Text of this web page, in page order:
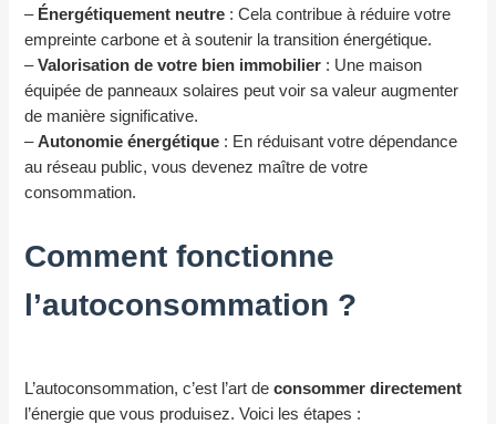
– Énergétiquement neutre : Cela contribue à réduire votre
empreinte carbone et à soutenir la transition énergétique.
–Valorisation de votre bien immobilier : Une maison
équipée de panneaux solaires peut voir sa valeur augmenter
de manière significative.
–Autonomie énergétique : En réduisant votre dépendance
au réseau public, vous devenez maître de votre
consommation.
Comment fonctionne
l’autoconsommation ?
L’autoconsommation, c’est l’art deconsommer directement
l’énergie que vous produisez. Voici les étapes :